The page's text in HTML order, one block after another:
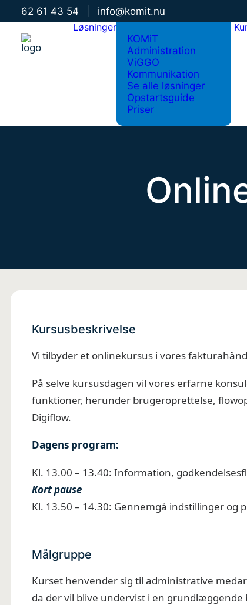
62 61 43 54
info@komit.nu
Løsninger
KOMiT
Administration
ViGGO
Kommunikation
Se alle løsninger
Opstartsguide
Priser
Kursusbeskrivelse
Vi tilbyder et onlinekursus i vores
På selve kursusdagen vil vores erfarne
funktioner, herunder brugeroprettelse,
Digiflow.
Dagens program:
Kl. 13.00 – 13.40: Information,
Kort pause
Kl. 13.50 – 14.30: Gennemgå indstillinger og
Målgruppe
Kurset henvender sig til administrative
da der vil blive undervist i en